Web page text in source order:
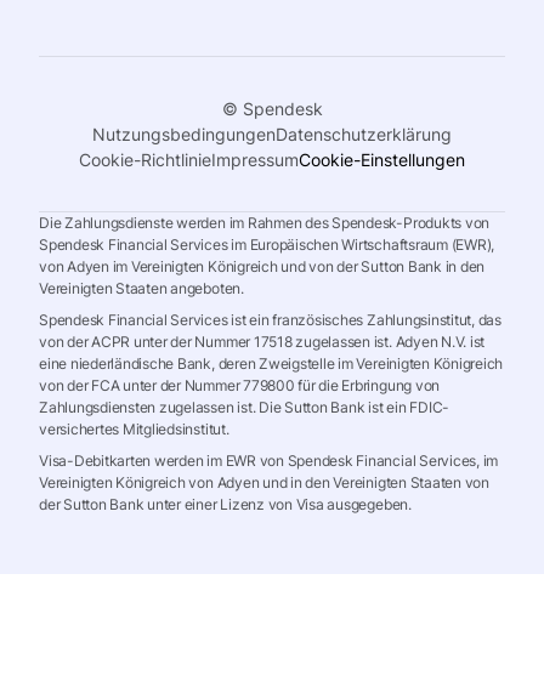
© Spendesk
NutzungsbedingungenDatenschutzerklärung
Cookie-RichtlinieImpressumCookie-Einstellungen
Die Zahlungsdienste werden im Rahmen des Spendesk-Produkts von
Spendesk Financial Services im Europäischen Wirtschaftsraum (EWR),
von Adyen im Vereinigten Königreich und von der Sutton Bank in den
Vereinigten Staaten angeboten.
Spendesk Financial Services ist ein französisches Zahlungsinstitut, das
von der ACPR unter der Nummer 17518 zugelassen ist. Adyen N.V. ist
eine niederländische Bank, deren Zweigstelle im Vereinigten Königreich
von der FCA unter der Nummer 779800 für die Erbringung von
Zahlungsdiensten zugelassen ist. Die Sutton Bank ist ein FDIC-
versichertes Mitgliedsinstitut.
Visa-Debitkarten werden im EWR von Spendesk Financial Services, im
Vereinigten Königreich von Adyen und in den Vereinigten Staaten von
der Sutton Bank unter einer Lizenz von Visa ausgegeben.